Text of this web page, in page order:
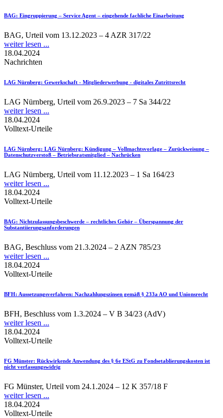
BAG: Eingruppierung – Service Agent – eingehende fachliche Einarbeitung
BAG, Urteil vom 13.12.2023 – 4 AZR 317/22
weiter lesen ...
18.04.2024
Nachrichten
LAG Nürnberg: Gewerkschaft - Mitgliederwerbung - digitales Zutrittsrecht
LAG Nürnberg, Urteil vom 26.9.2023 – 7 Sa 344/22
weiter lesen ...
18.04.2024
Volltext-Urteile
LAG Nürnberg: LAG Nürnberg: Kündigung – Vollmachtsvorlage – Zurückweisung –
Datenschutzverstoß – Betriebsratsmitglied – Nachrücken
LAG Nürnberg, Urteil vom 11.12.2023 – 1 Sa 164/23
weiter lesen ...
18.04.2024
Volltext-Urteile
BAG: Nichtzulassungsbeschwerde – rechtliches Gehör – Überspannung der
Substantiierungsanforderungen
BAG, Beschluss vom 21.3.2024 – 2 AZN 785/23
weiter lesen ...
18.04.2024
Volltext-Urteile
BFH: Aussetzungsverfahren: Nachzahlungszinsen gemäß § 233a AO und Unionsrecht
BFH, Beschluss vom 1.3.2024 – V B 34/23 (AdV)
weiter lesen ...
18.04.2024
Volltext-Urteile
FG Münster: Rückwirkende Anwendung des § 6e EStG zu Fondsetablierungskosten ist
nicht verfassungswidrig
FG Münster, Urteil vom 24.1.2024 – 12 K 357/18 F
weiter lesen ...
18.04.2024
Volltext-Urteile